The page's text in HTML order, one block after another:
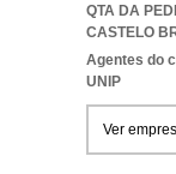
QTA DA
CASTELO
Agentes do
UNIP
Ver